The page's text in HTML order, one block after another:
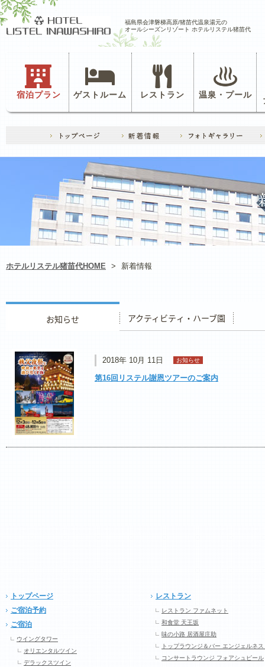
福島県会津磐梯高原/猪苗代温泉湯元の
オールシーズンリゾート ホテルリステル猪苗代
宿泊プラン ゲストルーム レストラン 温泉・プール
ホテルリステル猪苗代HOME > 新着情報
2018年 10月 11日 お知らせ
第16回リステル謝恩ツアーのご案内
トップページ
ご宿泊予約
ご宿泊
ウイングタワー
オリエンタルツイン
デラックスツイン
レストラン
レストラン ファムネット
和食堂 天王坂
味の小路 居酒屋庄助
トップラウンジ＆バー エンジェルネス
コンサートラウンジ フォアシュピール